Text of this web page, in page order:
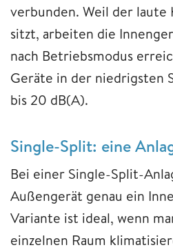
verbunden. Weil der laute
sitzt, arbeiten die
nach Betriebsmodus
Geräte in der niedrigsten
bis 20 dB(A).
Single-Split: eine
Bei einer Single-Split-
Außengerät genau ein
Variante ist ideal, wenn
einzelnen Raum